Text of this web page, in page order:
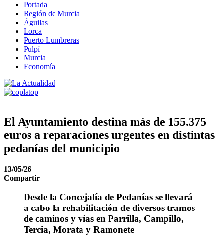
Portada
Región de Murcia
Águilas
Lorca
Puerto Lumbreras
Pulpí
Murcia
Economía
El Ayuntamiento destina más de 155.375
euros a reparaciones urgentes en distintas
pedanías del municipio
13/05/26
Compartir
Desde la Concejalía de Pedanías se llevará
a cabo la rehabilitación de diversos tramos
de caminos y vías en Parrilla, Campillo,
Tercia, Morata y Ramonete